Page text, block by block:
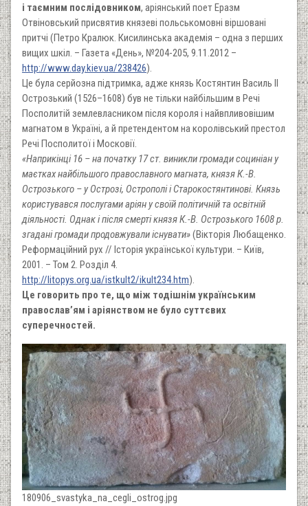
і таємним послідовником, аріянський поет Еразм
Отвіновський присвятив князеві польськомовні віршовані
притчі (Петро Кралюк. Кисилинська академія – одна з перших
вищих шкіл. – Газета «День», №204-205, 9.11.2012 –
http://www.day.kiev.ua/238426).
Це була серйозна підтримка, адже князь Костянтин Василь II
Острозький (1526–1608) був не тільки найбільшим в Речі
Посполитій землевласником після короля і найвпливовішим
магнатом в Україні, а й претендентом на королівський престол
Речі Посполитої і Московії.
«Наприкінці 16 – на початку 17 ст. виникли громади социніан у
маєтках найбільшого православного магната, князя К.-В.
Острозького – у Острозі, Острополі і Старокостянтинові. Князь
користувався послугами аріян у своїй політичній та освітній
діяльності. Однак і після смерті князя К.-В. Острозького 1608 р.
згадані громади продовжували існувати»(Вікторія Любащенко.
Реформаційний рух // Історія української культури. – Київ,
2001. – Том 2. Розділ 4.
http://litopys.org.ua/istkult2/ikult234.htm).
Це говорить про те, що між тодішнім українським
православ’ям і аріянством не було суттєвих
суперечностей.
180906_svastyka_na_cegli_ostrog.jpg